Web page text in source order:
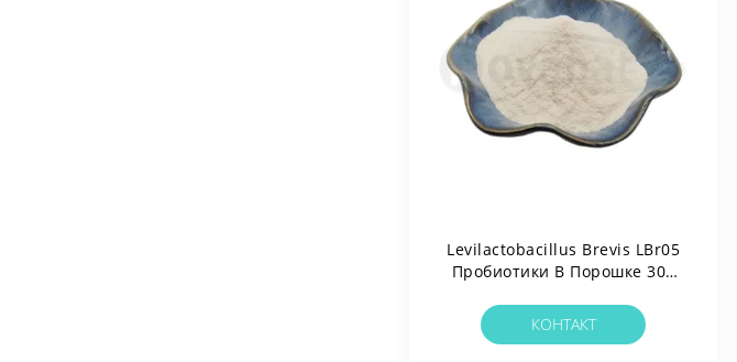
Levilactobacillus Brevis LBr05
Пробиотики В Порошке 300
Аллергенов/без Глютена/без
Молочных Продуктов
КОНТАКТ